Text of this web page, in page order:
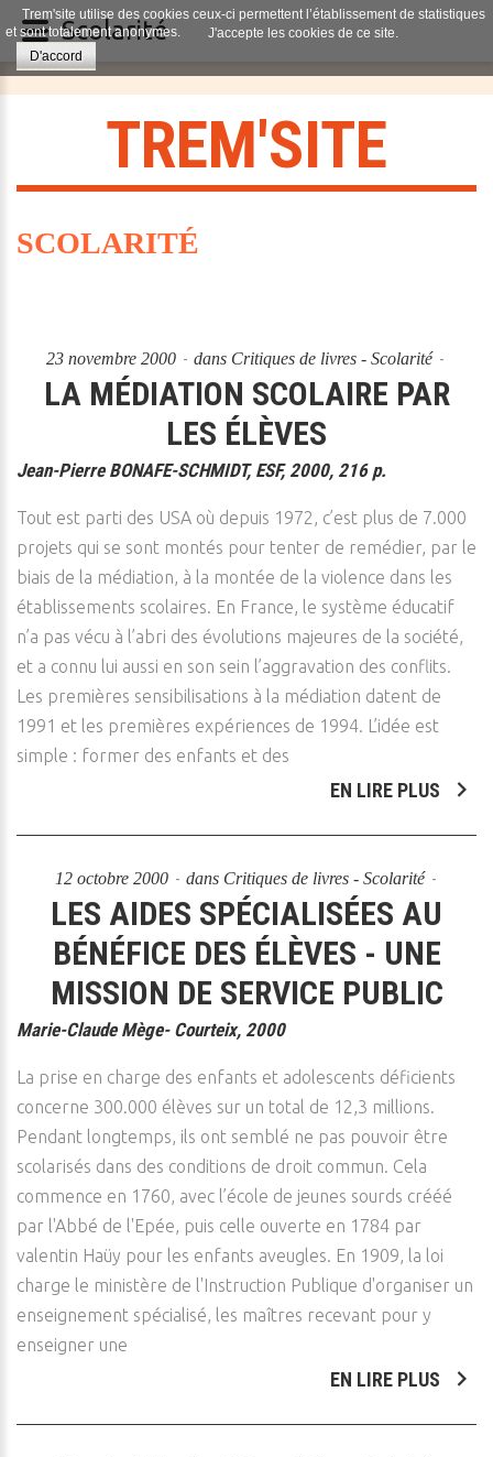
TREM'SITE
SCOLARITÉ
23 novembre 2000 dans Critiques de livres - Scolarité
LA MÉDIATION SCOLAIRE PAR
LES ÉLÈVES
Jean-Pierre BONAFE-SCHMIDT, ESF, 2000, 216 p.
Tout est parti des USA où depuis 1972, c’est plus de 7.000
projets qui se sont montés pour tenter de remédier, par le
biais de la médiation, à la montée de la violence dans les
établissements scolaires. En France, le système éducatif
n’a pas vécu à l’abri des évolutions majeures de la société,
et a connu lui aussi en son sein l’aggravation des conflits.
Les premières sensibilisations à la médiation datent de
1991 et les premières expériences de 1994. L’idée est
simple : former des enfants et des
EN LIRE PLUS
12 octobre 2000 dans Critiques de livres - Scolarité
LES AIDES SPÉCIALISÉES AU
BÉNÉFICE DES ÉLÈVES - UNE
MISSION DE SERVICE PUBLIC
Marie-Claude Mège- Courteix, 2000
La prise en charge des enfants et adolescents déficients
concerne 300.000 élèves sur un total de 12,3 millions.
Pendant longtemps, ils ont semblé ne pas pouvoir être
scolarisés dans des conditions de droit commun. Cela
commence en 1760, avec l’école de jeunes sourds crééé
par l'Abbé de l'Epée, puis celle ouverte en 1784 par
valentin Haüy pour les enfants aveugles. En 1909, la loi
charge le ministère de l'Instruction Publique d'organiser un
enseignement spécialisé, les maîtres recevant pour y
enseigner une
EN LIRE PLUS
Trem'site utilise des cookies ceux-ci permettent l’établissement de statistiques
et sont totalement anonymes.
J'accepte les cookies de ce site.
D'accord
Scolarité